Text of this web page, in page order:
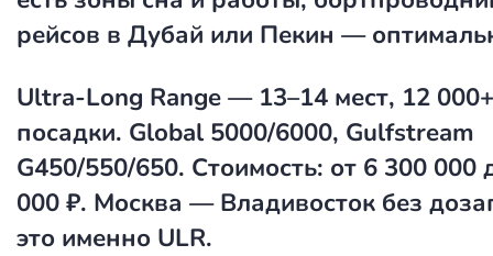
рейсов в Дубай или Пекин —
Ultra-Long Range— 13–14 мест, 12
посадки. Global 5000/6000, Gulfstream
G450/550/650. Стоимость: от 6 300 000
000 ₽. Москва — Владивосток без
это именно ULR.